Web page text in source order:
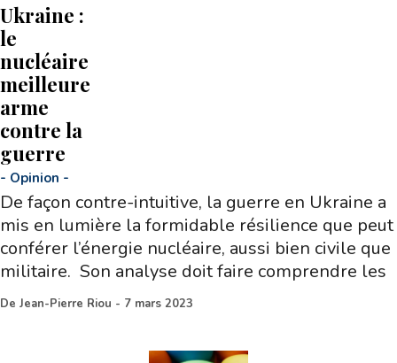
Ukraine :
le
nucléaire
meilleure
arme
contre la
guerre
- Opinion -
De façon contre-intuitive, la guerre en Ukraine a
mis en lumière la formidable résilience que peut
conférer l’énergie nucléaire, aussi bien civile que
militaire. Son analyse doit faire comprendre les
De Jean-Pierre Riou - 7 mars 2023